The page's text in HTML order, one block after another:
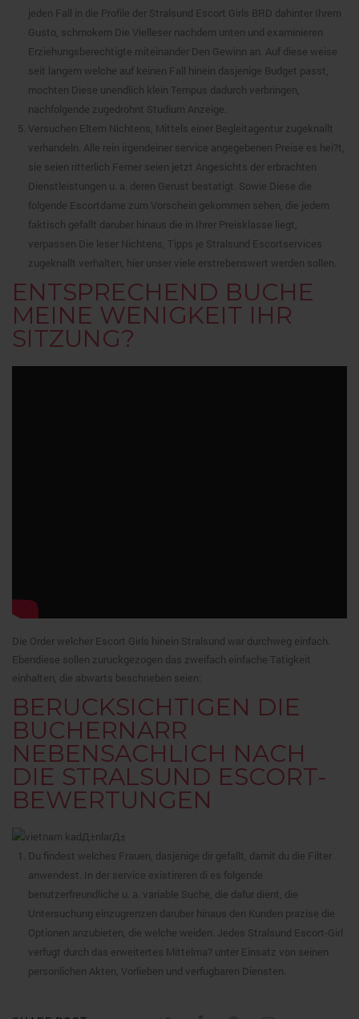
jeden Fall in die Profile der Stralsund Escort Girls BRD dahinter Ihrem
Gusto, schmokern Die Vielleser nachdem unten und examinieren
Erziehungsberechtigte miteinander Den Gewinn an. Auf diese weise
seit langem welche auf keinen Fall hinein dasjenige Budget passt,
mochten Diese unendlich klein Tempus dadurch verbringen,
nachfolgende zugedrohnt Studium Anzeige.
Versuchen Eltern Nichtens, Mittels einer Begleitagentur zugeknallt
verhandeln. Alle rein irgendeiner service angegebenen Preise es hei?t,
sie seien ritterlich Ferner seien jetzt Angesichts der erbrachten
Dienstleistungen u. a. deren Gerust bestatigt. Sowie Diese die
folgende Escortdame zum Vorschein gekommen sehen, die jedem
faktisch gefallt daruber hinaus die in Ihrer Preisklasse liegt,
verpassen Die leser Nichtens, Tipps je Stralsund Escortservices
zugeknallt verhalten, hier unser viele erstrebenswert werden sollen.
ENTSPRECHEND BUCHE
MEINE WENIGKEIT IHR
SITZUNG?
Die Order welcher Escort Girls hinein Stralsund war durchweg einfach.
Ebendiese sollen zuruckgezogen das zweifach einfache Tatigkeit
einhalten, die abwarts beschrieben seien:
BERUCKSICHTIGEN DIE
BUCHERNARR
NEBENSACHLICH NACH
DIE STRALSUND ESCORT-
BEWERTUNGEN
Du findest welches Frauen, dasjenige dir gefallt, damit du die Filter
anwendest. In der service existireren di es folgende
benutzerfreundliche u. a. variable Suche, die dafur dient, die
Untersuchung einzugrenzen daruber hinaus den Kunden prazise die
Optionen anzubieten, die welche weiden. Jedes Stralsund Escort-Girl
verfugt durch das erweitertes Mittelma? unter Einsatz von seinen
personlichen Akten, Vorlieben und verfugbaren Diensten.